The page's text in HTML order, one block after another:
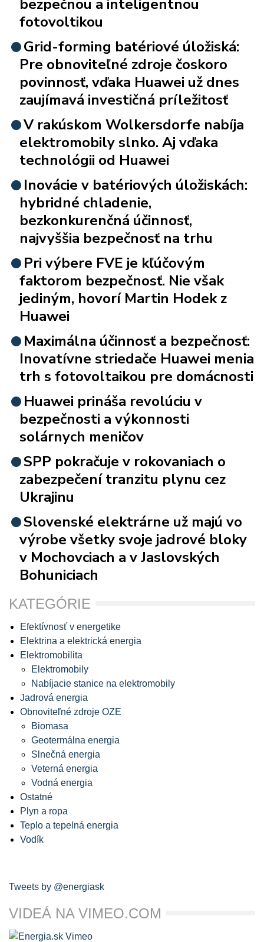
bezpečnou a inteligentnou
fotovoltikou
Grid-forming batériové úložiská:
Pre obnoviteľné zdroje čoskoro
povinnosť, vďaka Huawei už dnes
zaujímavá investičná príležitosť
V rakúskom Wolkersdorfe nabíja
elektromobily slnko. Aj vďaka
technológii od Huawei
Inovácie v batériových úložiskách:
hybridné chladenie,
bezkonkurenčná účinnosť,
najvyššia bezpečnosť na trhu
Pri výbere FVE je kľúčovým
faktorom bezpečnosť. Nie však
jediným, hovorí Martin Hodek z
Huawei
Maximálna účinnosť a bezpečnosť:
Inovatívne striedače Huawei menia
trh s fotovoltaikou pre domácnosti
Huawei prináša revolúciu v
bezpečnosti a výkonnosti
solárnych meničov
SPP pokračuje v rokovaniach o
zabezpečení tranzitu plynu cez
Ukrajinu
Slovenské elektrárne už majú vo
výrobe všetky svoje jadrové bloky
v Mochovciach a v Jaslovských
Bohuniciach
KATEGÓRIE
Efektívnosť v energetike
Elektrina a elektrická energia
Elektromobilita
Elektromobily
Nabíjacie stanice na elektromobily
Jadrová energia
Obnoviteľné zdroje OZE
Biomasa
Geotermálna energia
Slnečná energia
Veterná energia
Vodná energia
Ostatné
Plyn a ropa
Teplo a tepelná energia
Vodík
Tweets by @energiask
VIDEÁ NA VIMEO.COM